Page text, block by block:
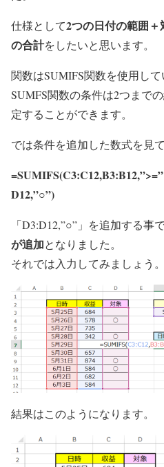
仕様として2つの日付の範囲
の合計をしたいと思います。
関数はSUMIFS関数を使用して
SUMFS関数の条件は2つまで
定することができます。
では条件を追加した数式を見
D12,”○”)
「D3:D12,”○” 」を追加する事
が追加となりました。
それでは入力してみましょう。
結果はこのようになります。